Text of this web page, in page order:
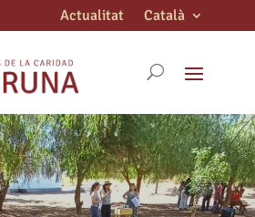
Actualitat Català